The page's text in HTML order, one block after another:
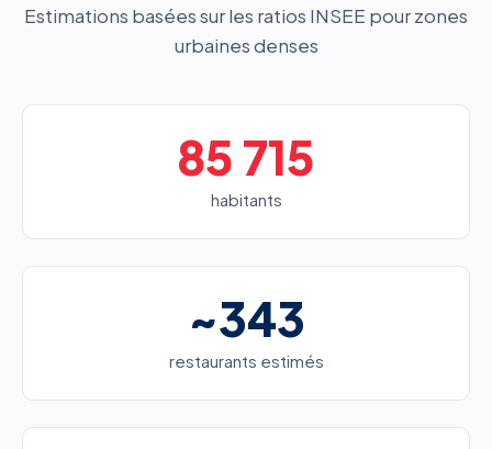
Estimations basées sur les ratios INSEE pour zones
urbaines denses
85 715
habitants
~343
restaurants estimés